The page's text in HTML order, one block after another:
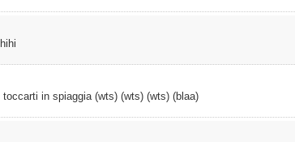
in spiaggia (wts) (wts) (wts) (blaa)